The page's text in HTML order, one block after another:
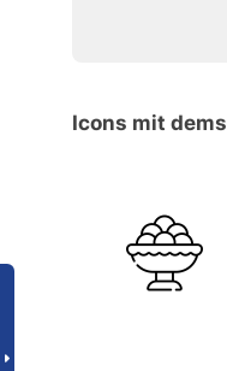
Icons mit